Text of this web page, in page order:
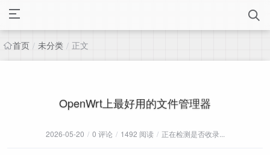
首页 / 未分类 / 正文
OpenWrt上最好用的文件管理器
2026-05-20 / 0 评论 / 1492 阅读 / 正在检测是否收录...